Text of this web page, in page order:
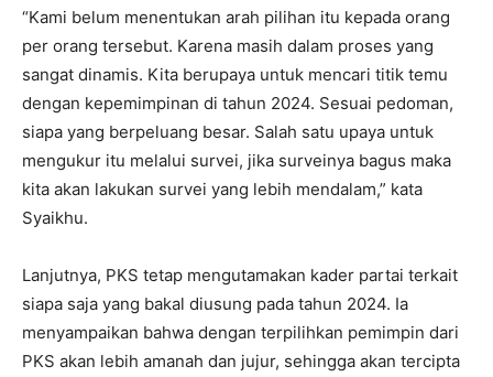
“Kami belum menentukan arah pilihan itu kepada orang
per orang tersebut. Karena masih dalam proses yang
sangat dinamis. Kita berupaya untuk mencari titik temu
dengan kepemimpinan di tahun 2024. Sesuai pedoman,
siapa yang berpeluang besar. Salah satu upaya untuk
mengukur itu melalui survei, jika surveinya bagus maka
kita akan lakukan survei yang lebih mendalam,” kata
Syaikhu.
Lanjutnya, PKS tetap mengutamakan kader partai terkait
siapa saja yang bakal diusung pada tahun 2024. Ia
menyampaikan bahwa dengan terpilihkan pemimpin dari
PKS akan lebih amanah dan jujur, sehingga akan tercipta